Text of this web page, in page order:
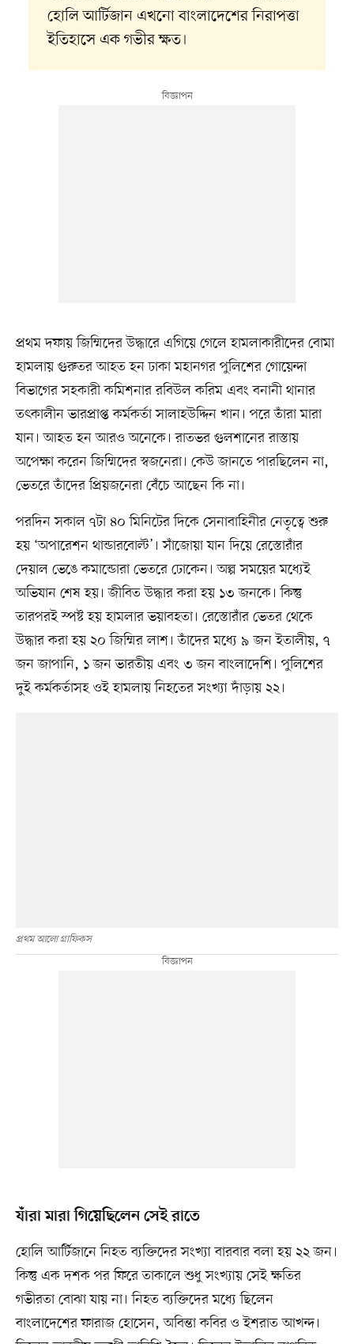
হোলি আর্টিজান এখনো বাংলাদেশের নিরাপত্তা
ইতিহাসে এক গভীর ক্ষত।
প্রথম দফায় জিম্মিদের উদ্ধারে এগিয়ে গেলে হামলাকারীদের বোমা
হামলায় গুরুতর আহত হন ঢাকা মহানগর পুলিশের গোয়েন্দা
বিভাগের সহকারী কমিশনার রবিউল করিম এবং বনানী থানার
তৎকালীন ভারপ্রাপ্ত কর্মকর্তা সালাহউদ্দিন খান। পরে তাঁরা মারা
যান। আহত হন আরও অনেকে। রাতভর গুলশানের রাস্তায়
অপেক্ষা করেন জিম্মিদের স্বজনেরা। কেউ জানতে পারছিলেন না,
ভেতরে তাঁদের প্রিয়জনেরা বেঁচে আছেন কি না।
পরদিন সকাল ৭টা ৪০ মিনিটের দিকে সেনাবাহিনীর নেতৃত্বে শুরু
হয় ‘অপারেশন থান্ডারবোল্ট’। সাঁজোয়া যান দিয়ে রেস্তোরাঁর
দেয়াল ভেঙে কমান্ডোরা ভেতরে ঢোকেন। অল্প সময়ের মধ্যেই
অভিযান শেষ হয়। জীবিত উদ্ধার করা হয় ১৩ জনকে। কিন্তু
তারপরই স্পষ্ট হয় হামলার ভয়াবহতা। রেস্তোরাঁর ভেতর থেকে
উদ্ধার করা হয় ২০ জিম্মির লাশ। তাঁদের মধ্যে ৯ জন ইতালীয়, ৭
জন জাপানি, ১ জন ভারতীয় এবং ৩ জন বাংলাদেশি। পুলিশের
দুই কর্মকর্তাসহ ওই হামলায় নিহতের সংখ্যা দাঁড়ায় ২২।
প্রথম আলো গ্রাফিকস
যাঁরা মারা গিয়েছিলেন সেই রাতে
হোলি আর্টিজানে নিহত ব্যক্তিদের সংখ্যা বারবার বলা হয় ২২ জন।
কিন্তু এক দশক পর ফিরে তাকালে শুধু সংখ্যায় সেই ক্ষতির
গভীরতা বোঝা যায় না। নিহত ব্যক্তিদের মধ্যে ছিলেন
বাংলাদেশের ফারাজ হোসেন, অবিন্তা কবির ও ইশরাত আখন্দ।